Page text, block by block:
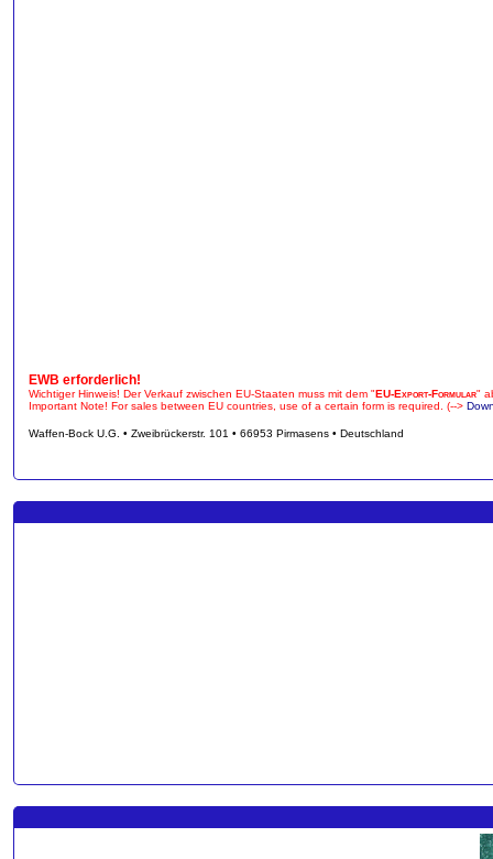
EWB erforderlich!
Wichtiger Hinweis! Der Verkauf zwischen EU-Staaten muss mit dem "EU-Export-Formular"
Important Note! For sales between EU countries, use of a certain form is required. (-->
Waffen-Bock U.G. • Zweibrückerstr. 101 • 66953 Pirmasens • Deutschland